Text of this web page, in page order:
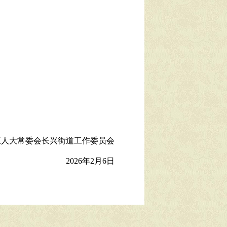
人大常委会长兴街道工作委员会
2026年2 月 6日